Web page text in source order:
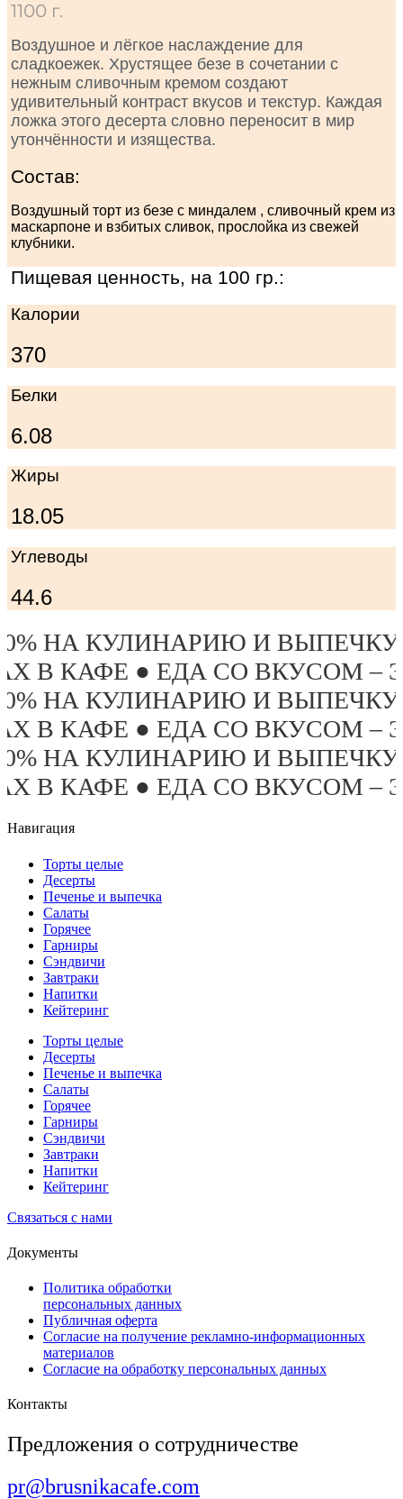
1100 г.
Воздушное и лёгкое наслаждение для
сладкоежек. Хрустящее безе в сочетании с
нежным сливочным кремом создают
удивительный контраст вкусов и текстур. Каждая
ложка этого десерта словно переносит в мир
утончённости и изящества.
Состав:
Воздушный торт из безе с миндалем , сливочный крем из
маскарпоне и взбитых сливок, прослойка из свежей
клубники.
Пищевая ценность, на 100 гр.:
Калории
370
Белки
6.08
Жиры
18.05
Углеводы
44.6
И ВЫПЕЧКУ ПОСЛЕ 19:00
ВКУСОМ – ЭТО ПРО
И ВЫПЕЧКУ ПОСЛЕ 19:00
ВКУСОМ – ЭТО ПРО
И ВЫПЕЧКУ ПОСЛЕ 19:00
ВКУСОМ – ЭТО ПРО
Навигация
Торты целые
Десерты
Печенье и выпечка
Салаты
Горячее
Гарниры
Сэндвичи
Завтраки
Напитки
Кейтеринг
Торты целые
Десерты
Печенье и выпечка
Салаты
Горячее
Гарниры
Сэндвичи
Завтраки
Напитки
Кейтеринг
Связаться с нами
Документы
Политика обработки
персональных данных
Публичная оферта
Согласие на получение рекламно-информационных
материалов
Согласие на обработку персональных данных
Контакты
Предложения о сотрудничестве
pr@brusnikacafe.com